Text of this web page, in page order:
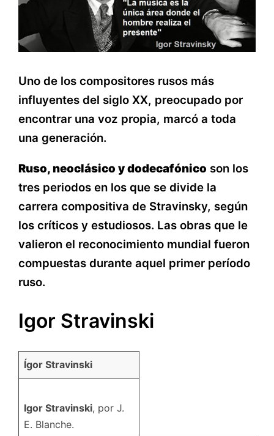
Uno de los compositores rusos más
influyentes del siglo XX, preocupado por
encontrar una voz propia, marcó a toda
una generación.
Ruso, neoclásico y dodecafónico son los
tres periodos en los que se divide la
carrera compositiva de Stravinsky, según
los críticos y estudiosos. Las obras que le
valieron el reconocimiento mundial fueron
compuestas durante aquel primer período
ruso.
Igor Stravinski
Ígor Stravinski
Igor Stravinski, por J.
E. Blanche.